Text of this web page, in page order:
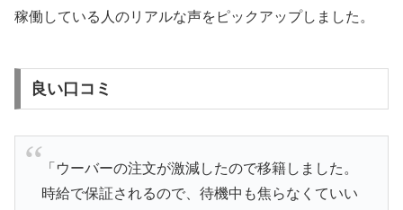
稼働している人のリアルな声をピックアップしました。
良い口コミ
「ウーバーの注文が激減したので移籍しました。
時給で保証されるので、待機中も焦らなくていい